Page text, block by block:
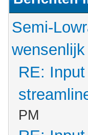
Semi-
wensenlijk
RE:
PM